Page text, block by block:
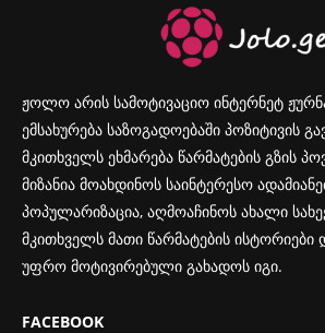
ჟოლო არის სამოტივაციო ინტერნეტ
ემსახურება საზოგადოებაში პოზიტივის
მკითხველს ეხმარება წარმატების გზის
მიზანია მოახდინოს საინტერესო
პოპულარიზაცია, აღმოაჩინოს ახალი
მკითხველს მათი წარმატების ისტორიები
უფრო მოტივირებული გახადოს იგი.
FACEBOOK